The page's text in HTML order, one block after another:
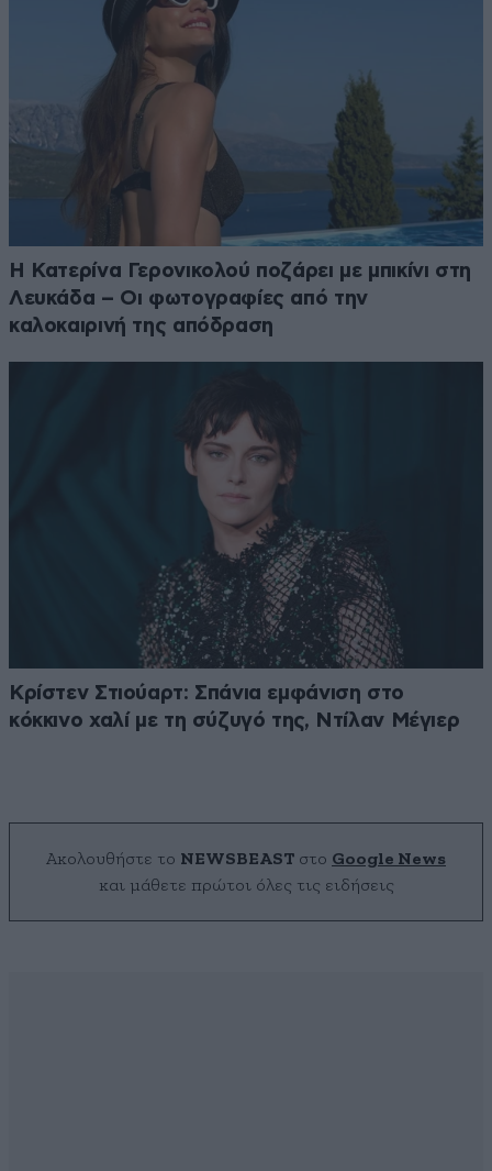
Η Κατερίνα Γερονικολού ποζάρει με μπικίνι στη
Λευκάδα – Οι φωτογραφίες από την
καλοκαιρινή της απόδραση
Κρίστεν Στιούαρτ: Σπάνια εμφάνιση στο
κόκκινο χαλί με τη σύζυγό της, Ντίλαν Μέγιερ
Ακολουθήστε το NEWSBEAST στο Google News
και μάθετε πρώτοι όλες τις ειδήσεις